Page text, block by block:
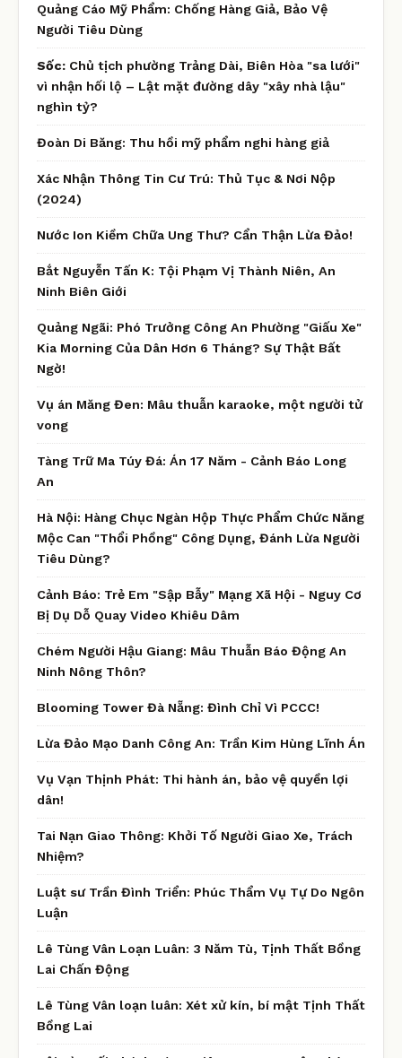
Quảng Cáo Mỹ Phẩm: Chống Hàng Giả, Bảo Vệ
Người Tiêu Dùng
Sốc: Chủ tịch phường Trảng Dài, Biên Hòa "sa lưới"
vì nhận hối lộ – Lật mặt đường dây "xây nhà lậu"
nghìn tỷ?
Đoàn Di Băng: Thu hồi mỹ phẩm nghi hàng giả
Xác Nhận Thông Tin Cư Trú: Thủ Tục & Nơi Nộp
(2024)
Nước Ion Kiềm Chữa Ung Thư? Cẩn Thận Lừa Đảo!
Bắt Nguyễn Tấn K: Tội Phạm Vị Thành Niên, An
Ninh Biên Giới
Quảng Ngãi: Phó Trưởng Công An Phường "Giấu Xe"
Kia Morning Của Dân Hơn 6 Tháng? Sự Thật Bất
Ngờ!
Vụ án Măng Đen: Mâu thuẫn karaoke, một người tử
vong
Tàng Trữ Ma Túy Đá: Án 17 Năm - Cảnh Báo Long
An
Hà Nội: Hàng Chục Ngàn Hộp Thực Phẩm Chức Năng
Mộc Can "Thổi Phồng" Công Dụng, Đánh Lừa Người
Tiêu Dùng?
Cảnh Báo: Trẻ Em "Sập Bẫy" Mạng Xã Hội - Nguy Cơ
Bị Dụ Dỗ Quay Video Khiêu Dâm
Chém Người Hậu Giang: Mâu Thuẫn Báo Động An
Ninh Nông Thôn?
Blooming Tower Đà Nẵng: Đình Chỉ Vì PCCC!
Lừa Đảo Mạo Danh Công An: Trần Kim Hùng Lĩnh Án
Vụ Vạn Thịnh Phát: Thi hành án, bảo vệ quyền lợi
dân!
Tai Nạn Giao Thông: Khởi Tố Người Giao Xe, Trách
Nhiệm?
Luật sư Trần Đình Triển: Phúc Thẩm Vụ Tự Do Ngôn
Luận
Lê Tùng Vân Loạn Luân: 3 Năm Tù, Tịnh Thất Bồng
Lai Chấn Động
Lê Tùng Vân loạn luân: Xét xử kín, bí mật Tịnh Thất
Bồng Lai